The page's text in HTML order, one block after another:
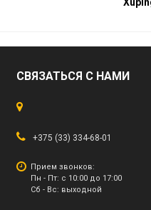
СВЯЗАТЬСЯ С НАМИ
+375 (33) 334-68-01
Прием звонков:
Пн - Пт: с 10:00 до 17:00
Сб - Вс: выходной